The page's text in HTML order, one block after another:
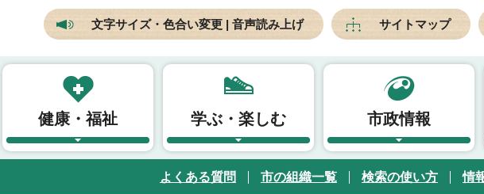
文字サイズ・色合い変更 | 音声読み上げ サイトマップ
健康・福祉 学ぶ・楽しむ 市政情報
よくある質問 市の組織一覧 検索の使い方 情